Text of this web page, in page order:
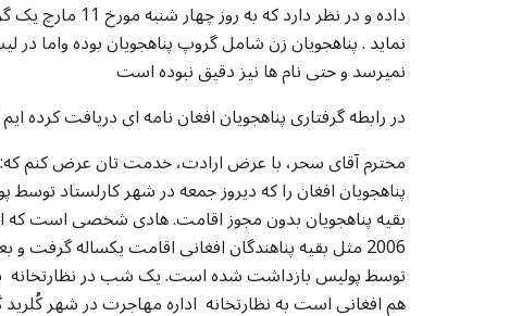
داده و در نظر
نماید . پناهجویان زن شامل گروپ پناهجویان بوده واما
نمیرسد و حتی نام ها نیز دقیق نبوده است
در رابطه گرفتاری پناهجویان افغان نامه ای دریافت
محترم آقای سحر، با عرض ارادت، خدمت تان عرض کنم که:
پناهجویان افغان را که دیروز جمعه در شهر کارلستاد
2006 مثل بقیه پناهندگان افغانی اقامت یکساله
توسط پولیس بازداشت شده است. یک شب در نظارتخانه
هم افغانی است به نظارتخانه اداره مهاجرت در شهر